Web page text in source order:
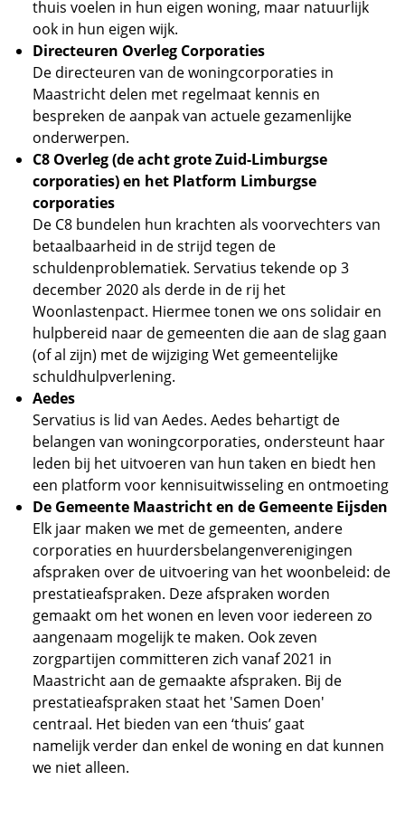
thuis voelen in hun eigen woning, maar natuurlijk
ook in hun eigen wijk.
Directeuren Overleg Corporaties
De directeuren van de woningcorporaties in
Maastricht delen met regelmaat kennis en
bespreken de aanpak van actuele gezamenlijke
onderwerpen.
C8 Overleg (de acht grote Zuid-Limburgse
corporaties) en het Platform Limburgse
corporaties
De C8 bundelen hun krachten als voorvechters van
betaalbaarheid in de strijd tegen de
schuldenproblematiek. Servatius tekende op 3
december 2020 als derde in de rij het
Woonlastenpact. Hiermee tonen we ons solidair en
hulpbereid naar de gemeenten die aan de slag gaan
(of al zijn) met de wijziging Wet gemeentelijke
schuldhulpverlening.
Aedes
Servatius is lid van Aedes. Aedes behartigt de
belangen van woningcorporaties, ondersteunt haar
leden bij het uitvoeren van hun taken en biedt hen
een platform voor kennisuitwisseling en ontmoeting
De Gemeente Maastricht en de Gemeente Eijsden
Elk jaar maken we met de gemeenten, andere
corporaties en huurdersbelangenverenigingen
afspraken over de uitvoering van het woonbeleid: de
prestatieafspraken. Deze afspraken worden
gemaakt om het wonen en leven voor iedereen zo
aangenaam mogelijk te maken. Ook zeven
zorgpartijen committeren zich vanaf 2021 in
Maastricht aan de gemaakte afspraken. Bij de
prestatieafspraken staat het 'Samen Doen'
centraal. Het bieden van een ‘thuis’ gaat
namelijk verder dan enkel de woning en dat kunnen
we niet alleen.